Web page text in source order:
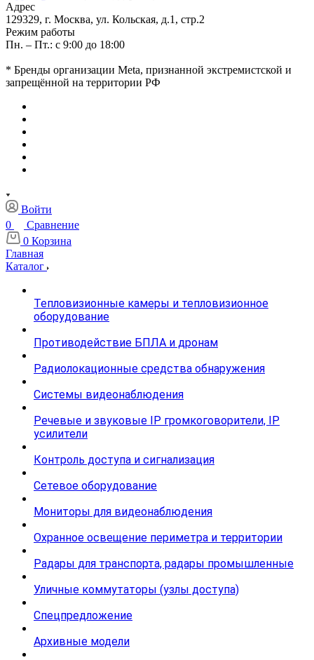
Адрес
129329, г. Москва, ул. Кольская, д.1, стр.2
Режим работы
Пн. – Пт.: с 9:00 до 18:00
* Бренды организации Meta, признанной экстремистской и
запрещённой на территории РФ
Войти
0
Сравнение
0 Корзина
Главная
Каталог
Тепловизионные камеры и тепловизионное
оборудование
Противодействие БПЛА и дронам
Радиолокационные средства обнаружения
Системы видеонаблюдения
Речевые и звуковые IP громкоговорители, IP
усилители
Контроль доступа и сигнализация
Сетевое оборудование
Мониторы для видеонаблюдения
Охранное освещение периметра и территории
Радары для транспорта, радары промышленные
Уличные коммутаторы (узлы доступа)
Спецпредложение
Архивные модели